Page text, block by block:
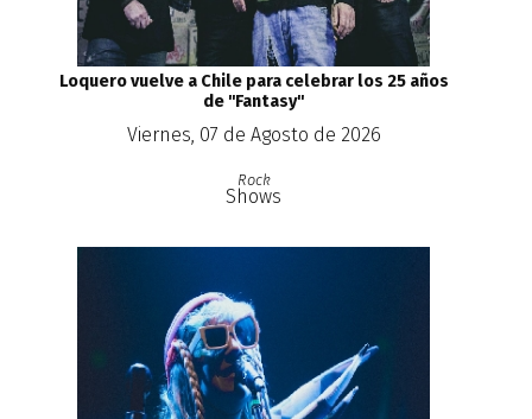
Loquero vuelve a Chile para celebrar los 25 años
de ''Fantasy''
Viernes, 07 de Agosto de 2026
Rock
Shows